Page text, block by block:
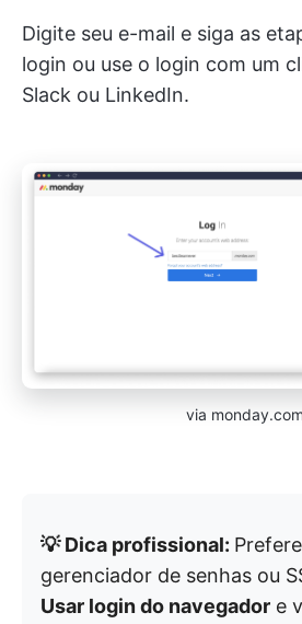
Digite seu e-mail e siga as
login ou use o login com um
Slack ou LinkedIn.
via monday.com
💡 Dica profissional:
gerenciador de senhas ou
Usar login do navegador e